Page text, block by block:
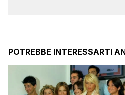
POTREBBE INTERESSARTI